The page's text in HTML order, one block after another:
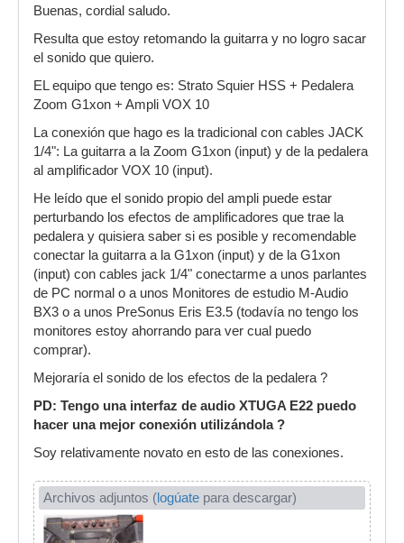
Buenas, cordial saludo.
Resulta que estoy retomando la guitarra y no logro sacar
el sonido que quiero.
EL equipo que tengo es: Strato Squier HSS + Pedalera
Zoom G1xon + Ampli VOX 10
La conexión que hago es la tradicional con cables JACK
1/4": La guitarra a la Zoom G1xon (input) y de la pedalera
al amplificador VOX 10 (input).
He leído que el sonido propio del ampli puede estar
perturbando los efectos de amplificadores que trae la
pedalera y quisiera saber si es posible y recomendable
conectar la guitarra a la G1xon (input) y de la G1xon
(input) con cables jack 1/4" conectarme a unos parlantes
de PC normal o a unos Monitores de estudio M-Audio
BX3 o a unos PreSonus Eris E3.5 (todavía no tengo los
monitores estoy ahorrando para ver cual puedo
comprar).
Mejoraría el sonido de los efectos de la pedalera ?
PD: Tengo una interfaz de audio XTUGA E22 puedo
hacer una mejor conexión utilizándola ?
Soy relativamente novato en esto de las conexiones.
Archivos adjuntos (logúate para descargar)